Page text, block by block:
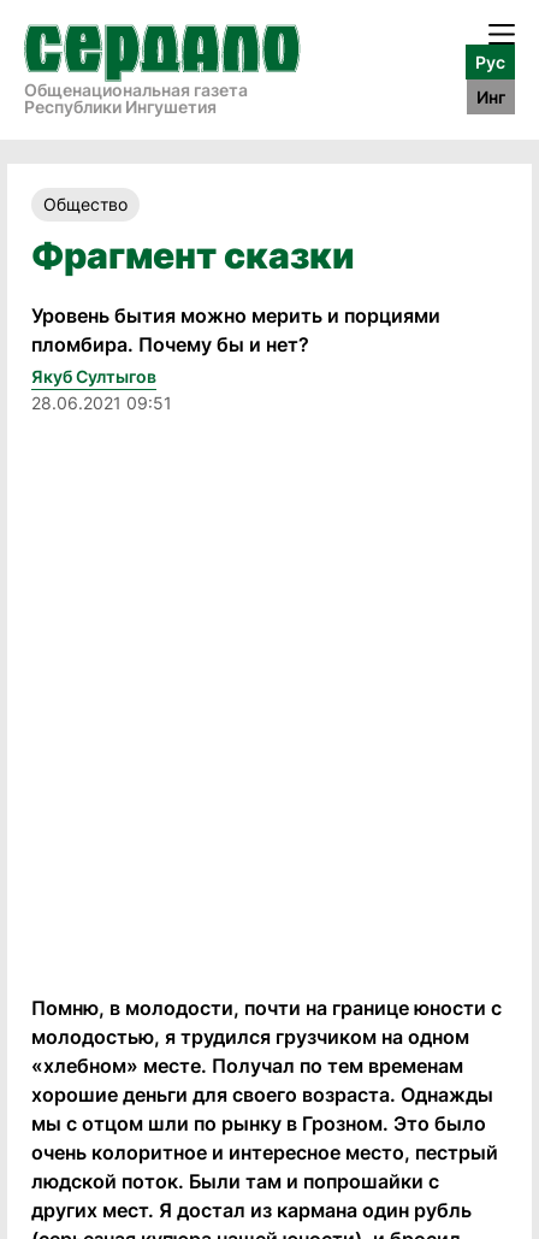
Общенациональная газета
Республики Ингушетия
Рус
Инг
Общество
Фрагмент сказки
Уровень бытия можно мерить и порциями
пломбира. Почему бы и нет?
Якуб Султыгов
28.06.2021 09:51
Помню, в молодости, почти на границе юности с
молодостью, я трудился грузчиком на одном
«хлебном» месте. Получал по тем временам
хорошие деньги для своего возраста. Однажды
мы с отцом шли по рынку в Грозном. Это было
очень колоритное и интересное место, пестрый
людской поток. Были там и попрошайки с
других мест. Я достал из кармана один рубль